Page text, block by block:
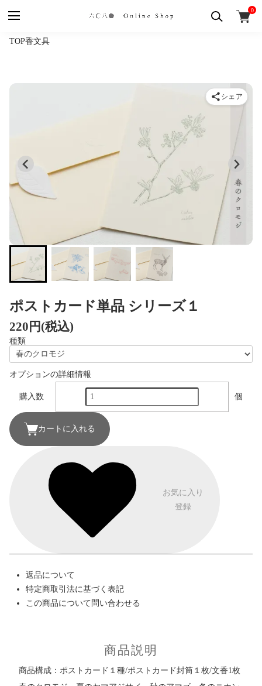
0
TOP香文具
ポストカード単品 シリーズ１
220円(税込)
種類
オプションの詳細情報
購入数 個
カートに入れる
お気に入り
登録
返品について
特定商取引法に基づく表記
この商品について問い合わせる
シェア
商品説明
商品構成：ポストカード１種/ポストカード封筒１枚/文香1枚